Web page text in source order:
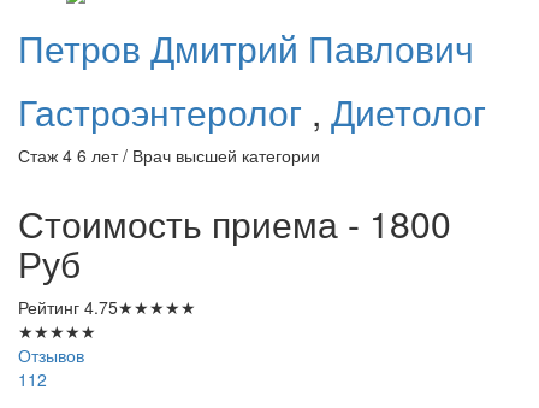
Петров Дмитрий Павлович
Гастроэнтеролог , Диетолог
Стаж 4 6 лет / Врач высшей категории
Стоимость приема - 1800
Руб
Рейтинг 4.75★★★★★
★★★★★
Отзывов
112